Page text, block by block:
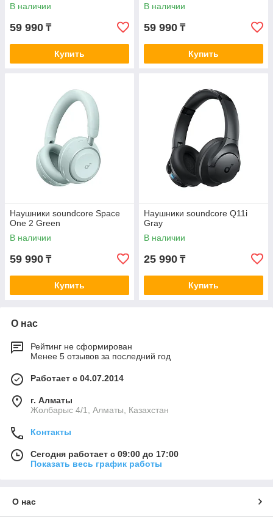
В наличии
59 990 ₸
Купить
В наличии
59 990 ₸
Купить
Наушники soundcore Space
One 2 Green
В наличии
59 990 ₸
Купить
Наушники soundcore Q11i
Gray
В наличии
25 990 ₸
Купить
О нас
Рейтинг не сформирован
Менее 5 отзывов за последний год
Работает с 04.07.2014
г. Алматы
Жолбарыс 4/1, Алматы, Казахстан
Контакты
Сегодня работает с 09:00 до 17:00
Показать весь график работы
О нас